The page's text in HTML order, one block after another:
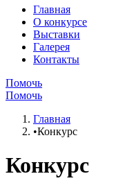
Главная
О конкурсе
Выставки
Галерея
Контакты
Помочь
Помочь
Главная
•Конкурс
Конкурс